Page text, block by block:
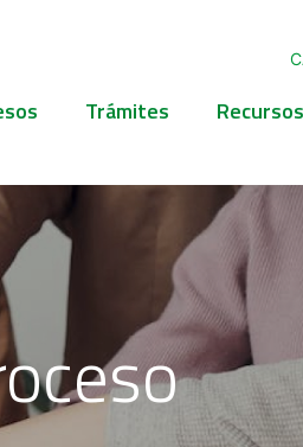
Trámites Recursos